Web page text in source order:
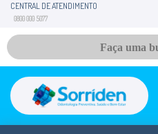
CENTRAL DE ATENDIMENTO
0800 000 5077